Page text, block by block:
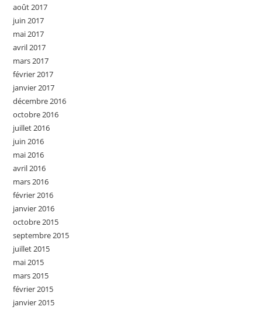
août 2017
juin 2017
mai 2017
avril 2017
mars 2017
février 2017
janvier 2017
décembre 2016
octobre 2016
juillet 2016
juin 2016
mai 2016
avril 2016
mars 2016
février 2016
janvier 2016
octobre 2015
septembre 2015
juillet 2015
mai 2015
mars 2015
février 2015
janvier 2015